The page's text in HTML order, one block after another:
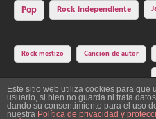
Pop Rock independiente
Rock mestizo Canción de autor
Este sitio web utiliza cookies para que
usuario, si bien no guarda ni trata
dando su consentimiento para el uso
nuestra Política de privacidad y